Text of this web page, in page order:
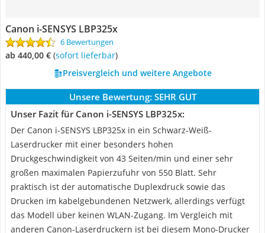
Canon i-SENSYS LBP325x
6 Bewertungen
ab 440,00 € ( Sofort lieferbar)
Preisvergleich und weitere Angebote
Unsere Bewertung: SEHR GUT
Unser Fazit für Canon i-SENSYS LBP325x:
Der Canon i-SENSYS LBP325x in ein Schwarz-Weiß-
Laserdrucker mit einer besonders hohen
Druckgeschwindigkeit von 43 Seiten/min und einer sehr
großen maximalen Papierzufuhr von 550 Blatt. Sehr
praktisch ist der automatische Duplexdruck sowie das
Drucken im kabelgebundenen Netzwerk, allerdings verfügt
das Modell über keinen WLAN-Zugang. Im Vergleich mit
anderen Canon-Laserdruckern ist bei diesem Mono-Drucker